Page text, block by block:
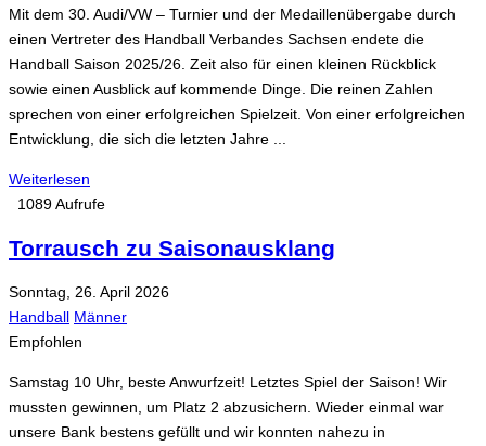
Mit dem 30. Audi/VW – Turnier und der Medaillenübergabe durch
einen Vertreter des Handball Verbandes Sachsen endete die
Handball Saison 2025/26. Zeit also für einen kleinen Rückblick
sowie einen Ausblick auf kommende Dinge. Die reinen Zahlen
sprechen von einer erfolgreichen Spielzeit. Von einer erfolgreichen
Entwicklung, die sich die letzten Jahre ...
Weiterlesen
1089 Aufrufe
Torrausch zu Saisonausklang
Sonntag, 26. April 2026
Handball Männer
Empfohlen
Samstag 10 Uhr, beste Anwurfzeit! Letztes Spiel der Saison! Wir
mussten gewinnen, um Platz 2 abzusichern. Wieder einmal war
unsere Bank bestens gefüllt und wir konnten nahezu in